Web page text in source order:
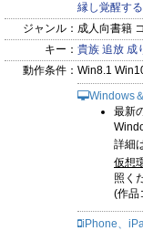
縁し覚醒する
ジャンル： 成人向書籍
キー： 貴族 追放 成
動作条件： Win8.1
Windows
最新
詳細
仮想
照く
(作品
iPhone、